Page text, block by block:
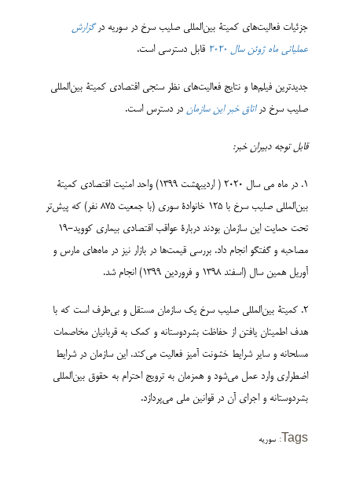
جزئیات فعالیت‌های کمیتۀ بین‌المللی صلیب سرخ در سوریه درگزارش
عملیاتی ماه ژوئن سال 2020
قابل دسترسی است.
جدیدترین فیلم‌ها و نتایج فعالیت‌های نظر سنجی اقتصادی کمیتۀ بین‌المللی
صلیب سرخ دراتاق خبر این سازمان در دسترس است.
قابل توجه دبیران خبر:
1. در ماه می سال 2020 ( اردیبهشت 1399) واحد امنیت اقتصادی کمیتۀ
بین‌المللی صلیب سرخ با 125 خانوادۀ سوری (با جمعیت 875 نفر) که پیش‌تر
تحت حمایت این سازمان بودند دربارۀ عواقب اقتصادی بیماری کووید-19
مصاحبه و گفتگو انجام داد. بررسی قیمت‌ها در بازار نیز در ماه‌های مارس و
آوریل همین سال (اسفند 1398 و فروردین 1399) انجام شد.
2. کمیتۀ بین‌المللی صلیب سرخ یک سازمان مستقل و بی‌طرف است که با
هدف اطمینان یافتن از حفاظت بشردوستانه و کمک به قربانیان مخاصمات
مسلحانه و سایر شرایط خشونت آمیز فعالیت می‌کند. این سازمان در شرایط
اضطراری وارد عمل می‌شود و همزمان به ترویج احترام به حقوق بین‌المللی
بشردوستانه و اجرای آن در قوانین ملی می‌پردازد.
Tags: سوریه